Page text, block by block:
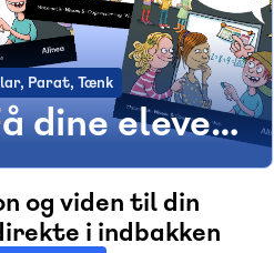
Parat, Tænk
dine elever
at
og viden til din
i indbakken